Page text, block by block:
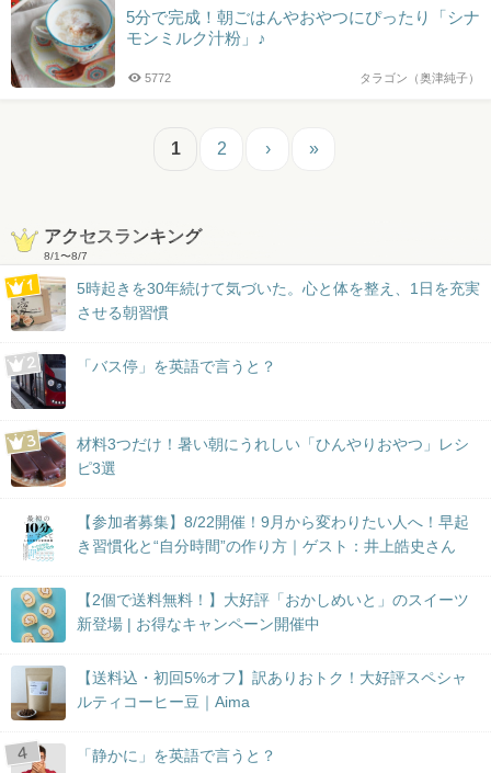
5分で完成！朝ごはんやおやつにぴったり「シナ
モンミルク汁粉」♪
タラゴン（奥津純子）
5772
1 2 › »
アクセスランキング
8/1〜8/7
5時起きを30年続けて気づいた。心と体を整え、1日を充実
させる朝習慣
「バス停」を英語で言うと？
材料3つだけ！暑い朝にうれしい「ひんやりおやつ」レシ
ピ3選
【参加者募集】8/22開催！9月から変わりたい人へ！早起
き習慣化と“自分時間”の作り方｜ゲスト：井上皓史さん
【2個で送料無料！】大好評「おかしめいと」のスイーツ
新登場 | お得なキャンペーン開催中
【送料込・初回5%オフ】訳ありおトク！大好評スペシャ
ルティコーヒー豆｜Aima
「静かに」を英語で言うと？